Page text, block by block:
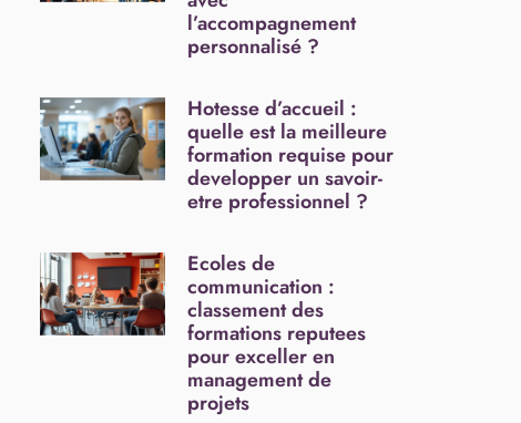
l’accompagnement
personnalisé ?
Hotesse d’accueil :
quelle est la meilleure
formation requise pour
developper un savoir-
etre professionnel ?
Ecoles de
communication :
classement des
formations reputees
pour exceller en
management de
projets